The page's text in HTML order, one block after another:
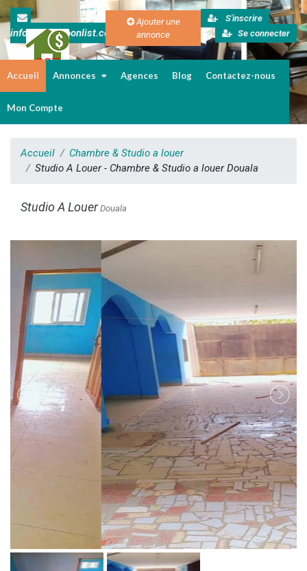
info@cameroonlist.com
Ajouter une
annonce
S'inscrire
Se connecter
Accueil Annonces Agences Blog Contactez-nous
Mon Compte
Accueil
Chambre & Studio a louer
Studio A Louer - Chambre & Studio a louer Douala
Studio A LouerDouala